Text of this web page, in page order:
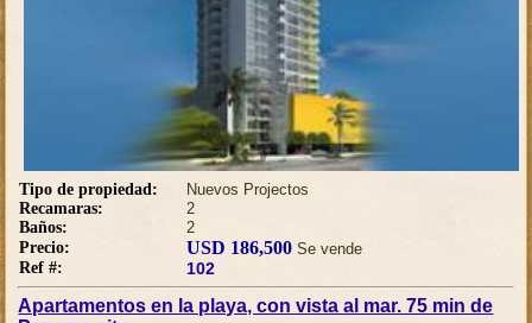
Tipo de propiedad:
Nuevos Projectos
Recamaras:
2
Baños:
2
Precio:
USD 186,500 Se vende
Ref #:
102
Apartamentos en la playa, con vista al mar. 75 min de